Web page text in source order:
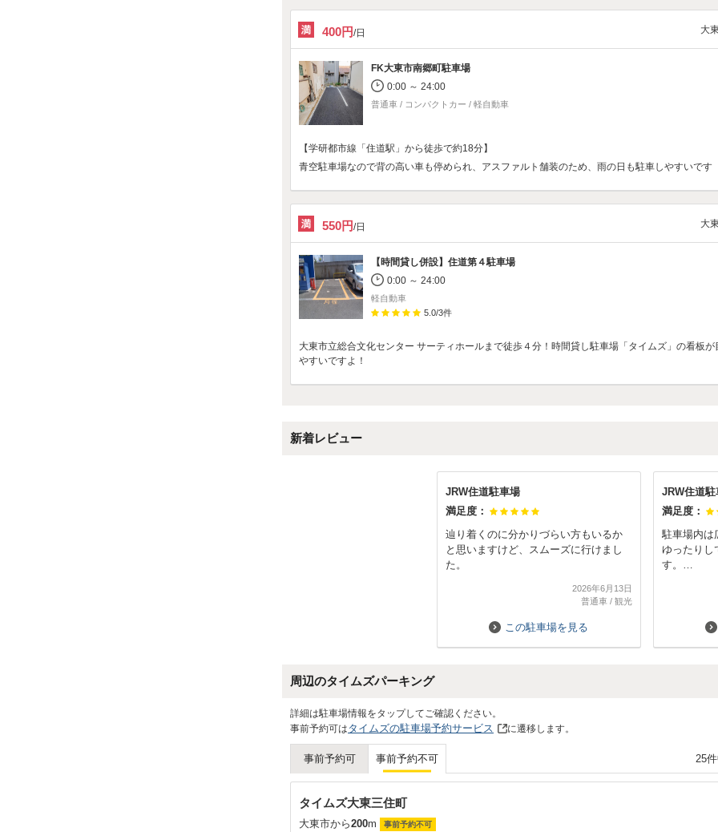
400円/日 大
FK大東市南郷町駐車場
0:00 ～ 24:00
普通車 / コンパクトカー / 軽自動車
【学研都市線「住道駅」から徒歩で約18分】
青空駐車場なので背の高い車も停められ、アスファルト舗装のため、雨の日も駐車しやすいです
550円/日 大
【時間貸し併設】 住道第４駐車場
0:00 ～ 24:00
軽自動車
5.0/3件
大東市立総合文化センター サーティホールまで徒歩４分！時間貸し駐車場「タイムズ」の看板が
やすいですよ！
新着レビュー
JRW住道駐車場
満足度：
辿り着くのに分かりづらい方もいるか
と思いますけど、スムーズに行けまし
た。
2026年6月13日
普通車/ 観光
この駐車場を見る
JRW住道駐
満足度：
駐車場内は
ゆったりし
す。
長期間の
事ができ
周辺のタイムズパーキング
詳細は駐車場情報をタップしてご確認ください。
事前予約可はタイムズの駐車場予約サービス に遷移します。
事前予約可 事前予約不可 25
タイムズ大東三住町
大東市から200m 事前予約不可